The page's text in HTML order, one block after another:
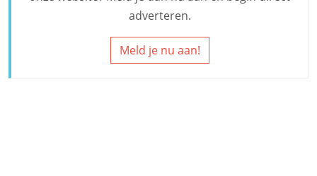
adverteren.
Meld je nu aan!